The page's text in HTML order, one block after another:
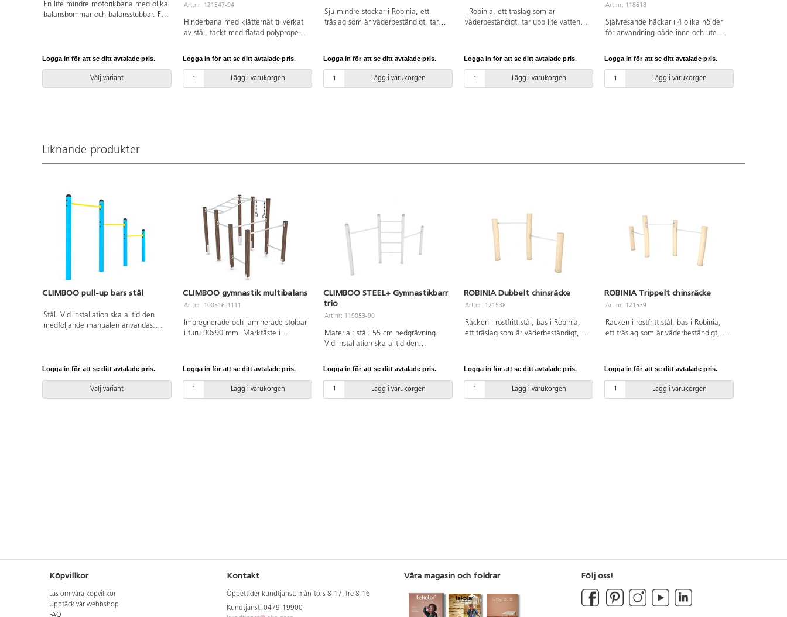
En lite mindre motorikbana med olika
balansbommar och balansstubbar. För
Logga in för att se ditt avtalade pris.
Välj variant
Art.nr: 121547-94
Hinderbana med klätternät tillverkat
av stål, täckt med flätad polypropen.
installation ska alltid den medföljande
manualen användas. Den senaste
Logga in för att se ditt avtalade pris.
Lägg i varukorgen
Sju mindre stockar i Robinia, ett
träslag som är väderbeständigt, tar
ska alltid den medföljande manualen
användas. Den senaste versionen
Logga in för att se ditt avtalade pris.
Lägg i varukorgen
I Robinia, ett träslag som är
väderbeständigt, tar upp lite vatten
Leverantörens artikelnummer Robinia
RB1274 Inkluderar markförankring
Logga in för att se ditt avtalade pris.
Lägg i varukorgen
Art.nr: 118618
Självresande häckar i 4 olika höjder
för användning både inne och ute.
20 cm, 25 cm, 30 cm och 35 cm.
Logga in för att se ditt avtalade pris.
Lägg i varukorgen
Liknande produkter
CLIMBOO pull-up bars stål
Stål. Vid installation ska alltid den
medföljande manualen användas.
Inkluderar markförankring K1.
Logga in för att se ditt avtalade pris.
Välj variant
CLIMBOO gymnastik multibalans
Art.nr: 100316-1111
Impregnerade och laminerade stolpar
i furu 90x90 mm. Markfäste i
förbundna av hållbara plastdetaljer.
Ribbor i rostfritt stål. Vid installation
Logga in för att se ditt avtalade pris.
Lägg i varukorgen
CLIMBOO STEEL+ Gymnastikbarr
trio
Art.nr: 119053-90
Material: stål. 55 cm nedgrävning.
Vid installation ska alltid den
artikelnummer CLIMBOO
STEEL+1750 Inkluderar
Logga in för att se ditt avtalade pris.
Lägg i varukorgen
ROBINIA Dubbelt chinsräcke
Art.nr: 121538
Räcken i rostfritt stål, bas i Robinia,
ett träslag som är väderbeständigt, tar
på begäran. Leverantörens
artikelnummer Robinia RB1264
Logga in för att se ditt avtalade pris.
Lägg i varukorgen
ROBINIA Trippelt chinsräcke
Art.nr: 121539
Räcken i rostfritt stål, bas i Robinia,
ett träslag som är väderbeständigt, tar
på begäran. Leverantörens
artikelnummer Robinia RB1265
Logga in för att se ditt avtalade pris.
Lägg i varukorgen
Köpvillkor
Läs om våra köpvillkor
Upptäck vår webbshop
FAQ
Kontakt
Öppettider kundtjänst: mån-tors 8-17, fre 8-16
Kundtjänst: 0479-19900
Våra magasin och foldrar Följ oss!